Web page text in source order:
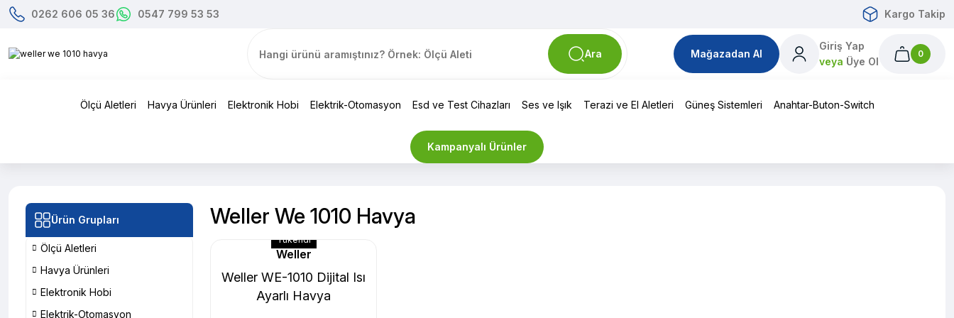
0262 606 05 36 0547 799 53 53 Kargo Takip
Ara Mağazadan Al
Giriş Yap
veya Üye Ol
0
Ölçü Aletleri Havya Ürünleri Elektronik Hobi Elektrik-Otomasyon Esd ve Test Cihazları Ses ve Işık Terazi ve El Aletleri Güneş Sistemleri Anahtar-Buton-Switch
Kampanyalı Ürünler
Ürün Grupları
Ölçü Aletleri
Havya Ürünleri
Elektronik Hobi
Elektrik-Otomasyon
Weller We 1010 Havya
Tükendi
Weller
Weller WE-1010 Dijital Isı
Ayarlı Havya